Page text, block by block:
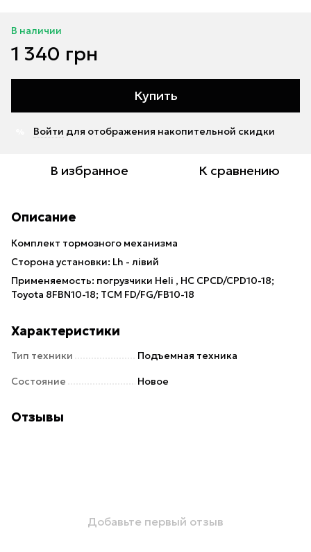
В наличии
1 340 грн
Купить
Войти для отображения накопительной скидки
В избранное К сравнению
Описание
Комплект тормозного механизма
Сторона установки: Lh - лівий
Применяемость: погрузчики Heli , НС CPCD/CPD10-18;
Toyota 8FBN10-18; TCM FD/FG/FB10-18
Характеристики
Тип техники Подъемная техника
Состояние Новое
Отзывы
Добавьте первый отзыв